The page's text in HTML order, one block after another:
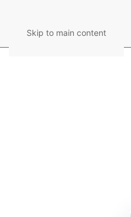
Skip to main content